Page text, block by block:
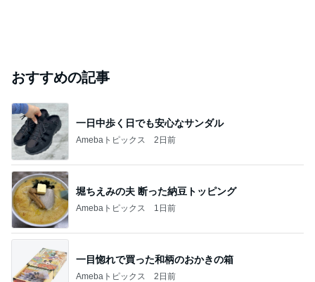
おすすめの記事
一日中歩く日でも安心なサンダル
Amebaトピックス 2日前
堀ちえみの夫 断った納豆トッピング
Amebaトピックス 1日前
一目惚れで買った和柄のおかきの箱
Amebaトピックス 2日前